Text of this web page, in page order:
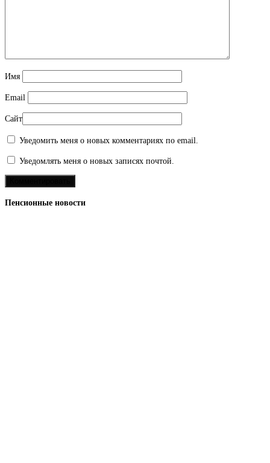
Имя
Email
Сайт
Уведомить меня о новых комментариях по email.
Уведомлять меня о новых записях почтой.
Пенсионные новости